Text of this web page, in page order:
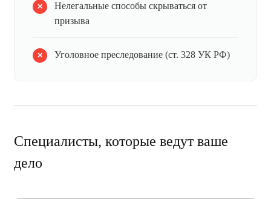
Нелегальные способы скрываться от
призыва
Уголовное преследование (ст. 328 УК РФ)
Специалисты, которые ведут ваше
дело